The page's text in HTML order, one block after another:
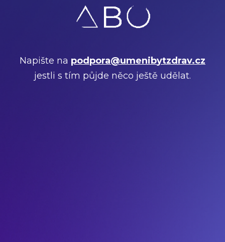
Napište na pod pora@umenibytzd rav.cz
jestli s tím půjde něco ještě udělat.